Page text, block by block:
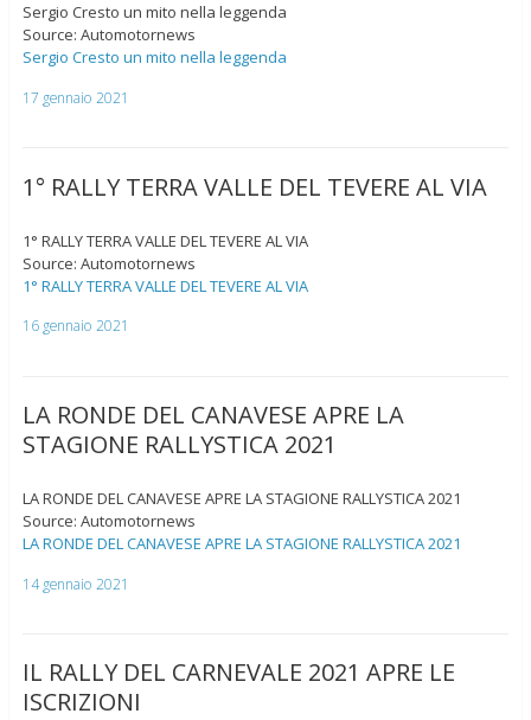
Sergio Cresto un mito nella leggenda
Source: Automotornews
Sergio Cresto un mito nella leggenda
17 gennaio 2021
1° RALLY TERRA VALLE DEL TEVERE AL VIA
1° RALLY TERRA VALLE DEL TEVERE AL VIA
Source: Automotornews
1° RALLY TERRA VALLE DEL TEVERE AL VIA
16 gennaio 2021
LA RONDE DEL CANAVESE APRE LA
STAGIONE RALLYSTICA 2021
LA RONDE DEL CANAVESE APRE LA STAGIONE RALLYSTICA 2021
Source: Automotornews
LA RONDE DEL CANAVESE APRE LA STAGIONE RALLYSTICA 2021
14 gennaio 2021
IL RALLY DEL CARNEVALE 2021 APRE LE
ISCRIZIONI